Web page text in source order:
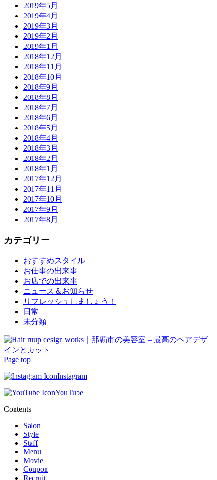
2019年5月
2019年4月
2019年3月
2019年2月
2019年1月
2018年12月
2018年11月
2018年10月
2018年9月
2018年8月
2018年7月
2018年6月
2018年5月
2018年4月
2018年3月
2018年2月
2018年1月
2017年12月
2017年11月
2017年10月
2017年9月
2017年8月
カテゴリー
おすすめスタイル
お仕事の出来事
お店での出来事
ニュース＆お知らせ
リフレッシュしましょう！
日常
未分類
Page top
Instagram
YouTube
Contents
Salon
Style
Staff
Menu
Movie
Coupon
Recruit